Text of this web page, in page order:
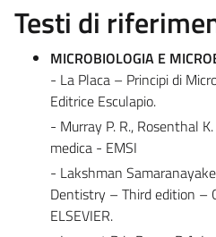
Testi di
MICROBIOLOGIA E
- La Placa – Principi di
Editrice Esculapio.
- Murray P. R., Rosenthal
medica - EMSI
- Lakshman
Dentistry – Third edition –
ELSEVIER.